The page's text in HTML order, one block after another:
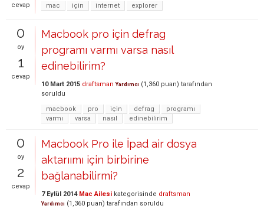
cevap
mac
için internet explorer
0
oy
1
cevap
Macbook pro için defrag
programı varmı varsa nasıl
edinebilirim?
10 Mart 2015 draftsman Yardımcı (1,360 puan) tarafından
soruldu
macbook
pro için defrag
programı
varmı
varsa nasıl edinebilirim
0
oy
2
cevap
Macbook Pro ile İpad air dosya
aktarıımı için birbirine
bağlanabilirmi?
7 Eylül 2014 Mac Ailesi kategorisinde draftsman
Yardımcı (1,360 puan) tarafından soruldu